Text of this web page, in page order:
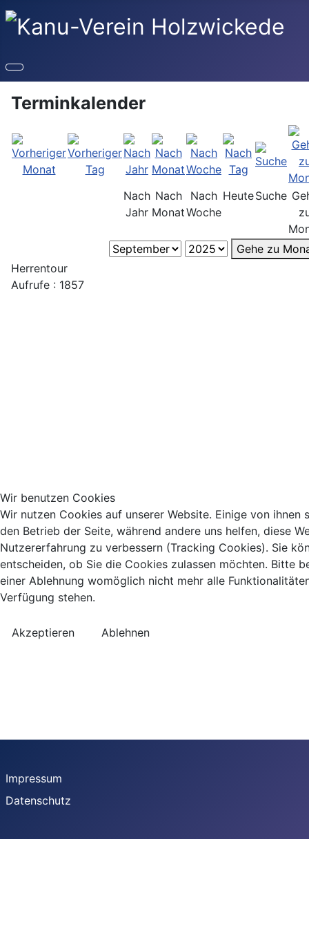
Terminkalender
Nach
Jahr
Nach
Monat
Nach
Woche
HeuteSuche
Gehe zu
Herrentour
Aufrufe : 1857
Impressum
Datenschutz
Wir benutzen Cookies
Wir nutzen Cookies auf unserer Website. Einige von ihnen
den Betrieb der Seite, während andere uns helfen, diese
Nutzererfahrung zu verbessern (Tracking Cookies). Sie
entscheiden, ob Sie die Cookies zulassen möchten. Bitte
einer Ablehnung womöglich nicht mehr alle
Verfügung stehen.
Akzeptieren Ablehnen